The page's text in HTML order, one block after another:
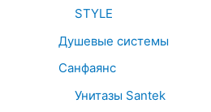
STYLE
Душевые системы
Санфаянс
Унитазы Santek